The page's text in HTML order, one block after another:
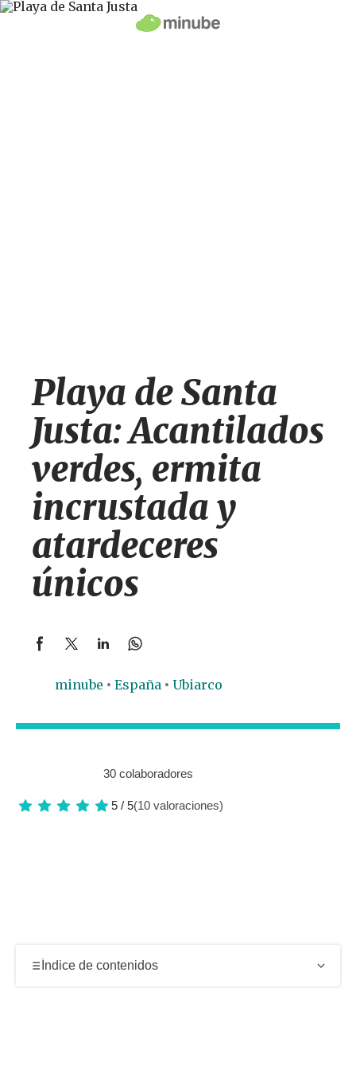
Playa de Santa
Justa: Acantilados
verdes, ermita
incrustada y
atardeceres
únicos
minube España Ubiarco
30 colaboradores
5 / 5(10 valoraciones)
Índice de contenidos